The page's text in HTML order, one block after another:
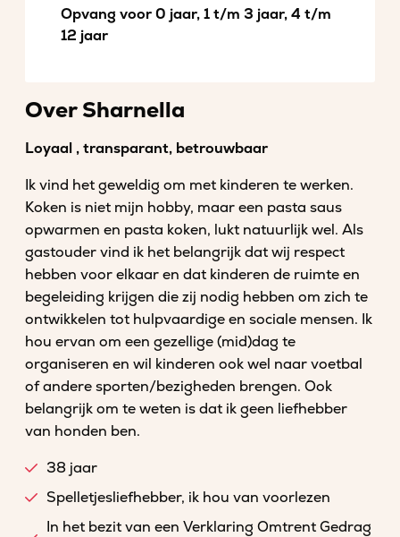
Opvang voor 0 jaar, 1 t/m 3 jaar, 4 t/m
12 jaar
Over Sharnella
Loyaal , transparant, betrouwbaar
Ik vind het geweldig om met kinderen te werken.
Koken is niet mijn hobby, maar een pasta saus
opwarmen en pasta koken, lukt natuurlijk wel. Als
gastouder vind ik het belangrijk dat wij respect
hebben voor elkaar en dat kinderen de ruimte en
begeleiding krijgen die zij nodig hebben om zich te
ontwikkelen tot hulpvaardige en sociale mensen. Ik
hou ervan om een gezellige (mid)dag te
organiseren en wil kinderen ook wel naar voetbal
of andere sporten/bezigheden brengen. Ook
belangrijk om te weten is dat ik geen liefhebber
van honden ben.
38 jaar
Spelletjesliefhebber, ik hou van voorlezen
In het bezit van een Verklaring Omtrent Gedrag